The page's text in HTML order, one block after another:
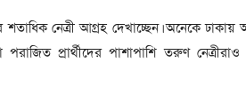
নেত্রী আগ্রহ দেখাচ্ছেন। অনেকে ঢাকায়
প্রার্থীদের পাশাপাশি তরুণ